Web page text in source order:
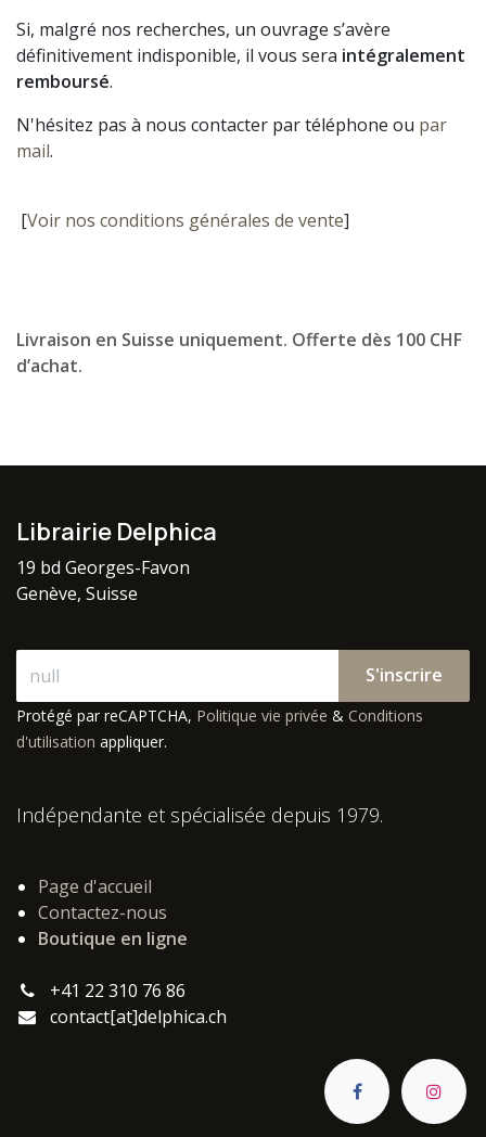
Si, malgré nos recherches, un ouvrage s’avère
définitivement indisponible, il vous sera intégralement
remboursé.
N'hésitez pas à nous contacter par téléphone ou par
mail.
[Voir nos conditions générales de vente]
Livraison en Suisse uniquement. Offerte dès 100 CHF
d’achat.
Librairie Delphica
19 bd Georges-Favon
Genève, Suisse
S'inscrire
Protégé par reCAPTCHA, Politique vie privée & Conditions
d'utilisation appliquer.
Indépendante et spécialisée depuis 1979.
Page d'accueil
Contactez-nous
Boutique en ligne
+41 22 310 76 86
contact[at]delphica.ch